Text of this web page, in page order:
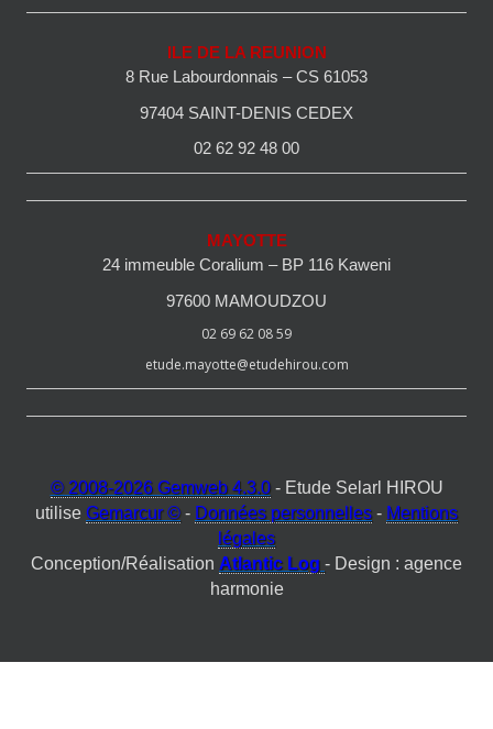
ILE DE LA REUNION
8 Rue Labourdonnais – CS 61053
97404 SAINT-DENIS CEDEX
02 62 92 48 00
MAYOTTE
24 immeuble Coralium – BP 116 Kaweni
97600 MAMOUDZOU
02 69 62 08 59
etude.mayotte@etudehirou.com
© 2008-2026 Gemweb 4.3.0- Etude Selarl HIROU
utilise Gemarcur © - Données personnelles - Mentions
légales
Conception/Réalisation Atlantic Log - Design : agence
harmonie